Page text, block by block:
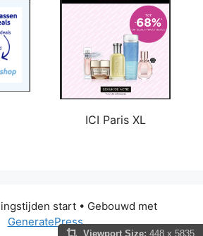
ICI Paris XL
start • Gebouwd met
GeneratePress
Viewport Size: 448 x 5835